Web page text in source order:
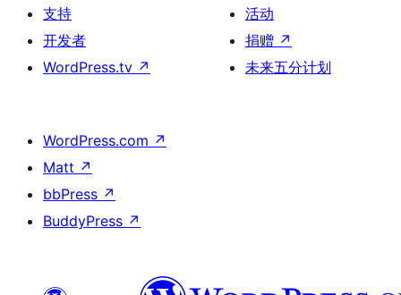
支持
开发者
WordPress.tv ↗
活动
捐赠 ↗
未来五分计划
WordPress.com ↗
Matt ↗
bbPress ↗
BuddyPress ↗